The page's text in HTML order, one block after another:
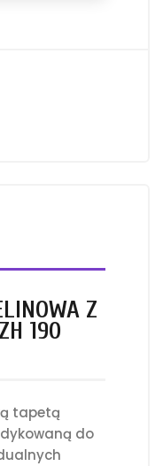
Z
190
tapetą
do